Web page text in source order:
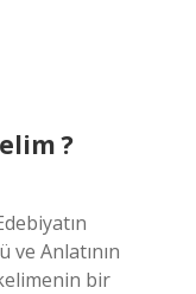
?
Anlatının
bir